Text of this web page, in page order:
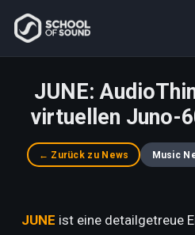
JUNE:
virtuellen Juno-
← Zurück zu News Music
JUNE ist eine detailgetreue